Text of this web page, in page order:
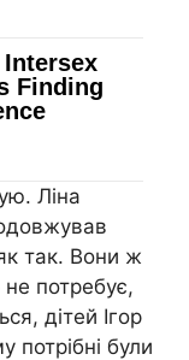
Ліна
так. Вони ж
потребує,
дітей Ігор
були